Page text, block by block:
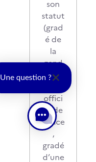
son
statut
(grad
é de
la
gend
armer
offici
er de
police
,
gradé
d’une
Une question ?